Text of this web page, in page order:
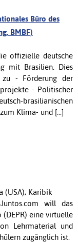
Büro des
BMBF)
offizielle deutsche
mit Brasilien. Dies
zu - Förderung der
- Politischer
brasilianischen
Klima- und [...]
(USA); Karibik
will das
eine virtuelle
Lehrmaterial und
zugänglich ist.